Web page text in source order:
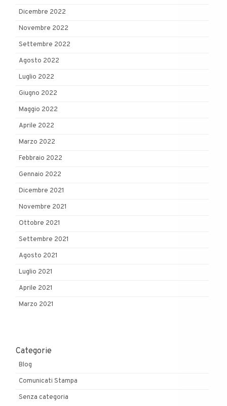
Dicembre 2022
Novembre 2022
Settembre 2022
Agosto 2022
Luglio 2022
Giugno 2022
Maggio 2022
Aprile 2022
Marzo 2022
Febbraio 2022
Gennaio 2022
Dicembre 2021
Novembre 2021
Ottobre 2021
Settembre 2021
Agosto 2021
Luglio 2021
Aprile 2021
Marzo 2021
Categorie
Blog
Comunicati Stampa
Senza categoria